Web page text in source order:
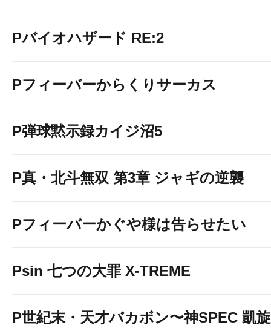
Pバイオハザード RE:2
Pフィーバーからくりサーカス
P弾球黙示録カイジ沼5
P真・北斗無双 第3章 ジャギの逆襲
Pフィーバーかぐや様は告らせたい
Psin 七つの大罪 X-TREME
P世紀末・天才バカボン〜神SPEC 凱